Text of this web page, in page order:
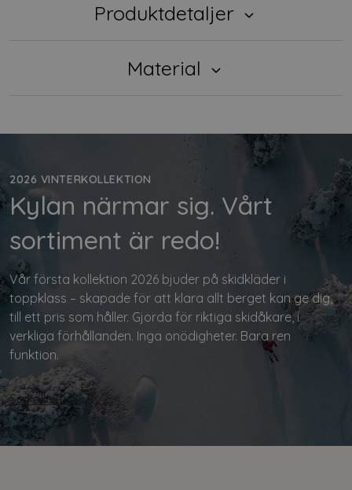
Produktdetaljer
Material
2026 VINTERKOLLEKTION
Kylan närmar sig. Vårt
sortiment är redo!
Vår första kollektion 2026 bjuder på skidkläder i
toppklass – skapade för att klara allt berget kan ge dig,
till ett pris som håller. Gjorda för riktiga skidåkare, i
verkliga förhållanden. Inga onödigheter. Bara ren
funktion.
Se kollektion